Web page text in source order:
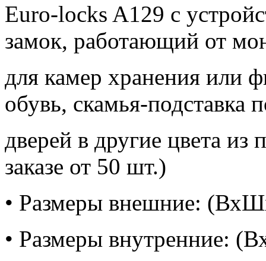
Euro-locks A129 с
замок, работающий от
для камер хранения или
обувь, скамья-подставка
дверей в другие цвета из
заказе от 50 шт.)
• Размеры внешние:
• Размеры внутренние: